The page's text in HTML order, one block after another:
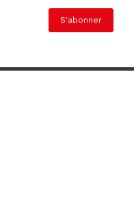
S'abonner